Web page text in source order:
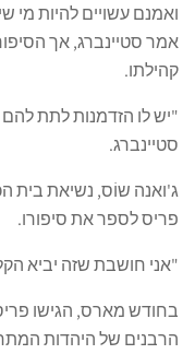
ואמנם עשויים להיות מי
אמר סטיינברג, אך
קהילתו.
"יש לו הזדמנות לתת
סטיינברג.
ג'ואנה שוֹס, נשיאת בית
פריס לספר את סיפורו.
"אני חושבת שזה יביא
בחודש מארס, הגישו
הרבנים של היהדות